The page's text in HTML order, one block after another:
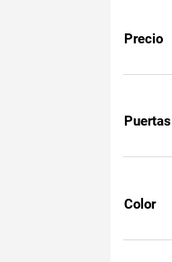
Precio
Puertas
Color